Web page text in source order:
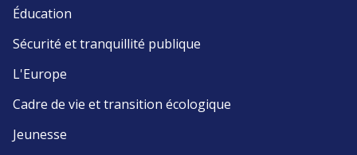
Éducation
Sécurité et tranquillité publique
L'Europe
Cadre de vie et transition écologique
Jeunesse